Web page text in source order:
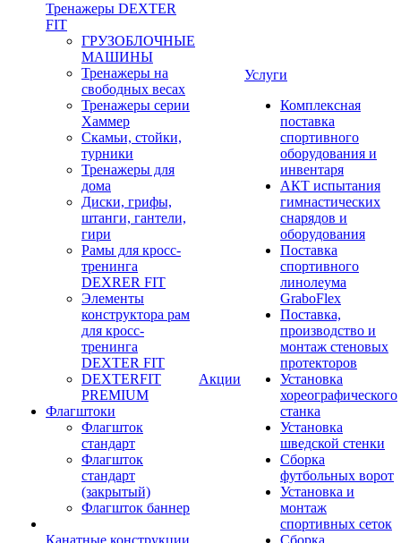
Тренажеры DEXTER
FIT
ГРУЗОБЛОЧНЫЕ
МАШИНЫ
Тренажеры на
свободных весах
Тренажеры серии
Хаммер
Скамьи, стойки,
турники
Тренажеры для
дома
Диски, грифы,
штанги, гантели,
гири
Рамы для кросс-
тренинга
DEXRER FIT
Элементы
конструктора рам
для кросс-
тренинга
DEXTER FIT
DEXTERFIT
PREMIUM
Флагштоки
Флагшток
стандарт
Флагшток
стандарт
(закрытый)
Флагшток баннер
Канатные конструкции
Акции
Услуги
Комплексная
поставка
спортивного
оборудования и
инвентаря
АКТ испытания
гимнастических
снарядов и
оборудования
Поставка
спортивного
линолеума
GraboFlex
Поставка,
производство и
монтаж стеновых
протекторов
Установка
хореографического
станка
Установка
шведской стенки
Сборка
футбольных ворот
Установка и
монтаж
спортивных сеток
Сборка